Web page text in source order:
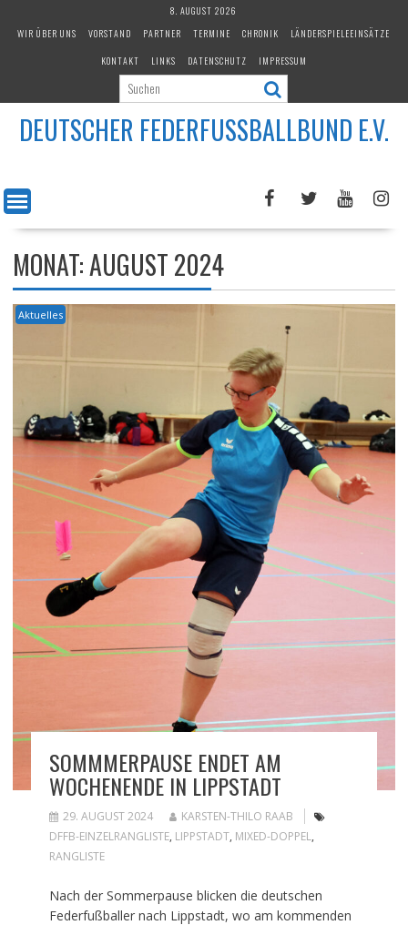
8. AUGUST 2026
WIR ÜBER UNS
VORSTAND PARTNER TERMINE CHRONIK
LÄNDERSPIELEEINSÄTZE
KONTAKT
LINKS DATENSCHUTZ IMPRESSUM
DEUTSCHER FEDERFUSSBALLBUND E.V.
MONAT:AUGUST 2024
Aktuelles
SOMMMERPAUSE ENDET AM
WOCHENENDE IN LIPPSTADT
29. AUGUST 2024
KARSTEN-THILO RAAB
DFFB-EINZELRANGLISTE, LIPPSTADT, MIXED-DOPPEL,
RANGLISTE
Nach der Sommerpause blicken die deutschen
Federfußballer nach Lippstadt, wo am kommenden